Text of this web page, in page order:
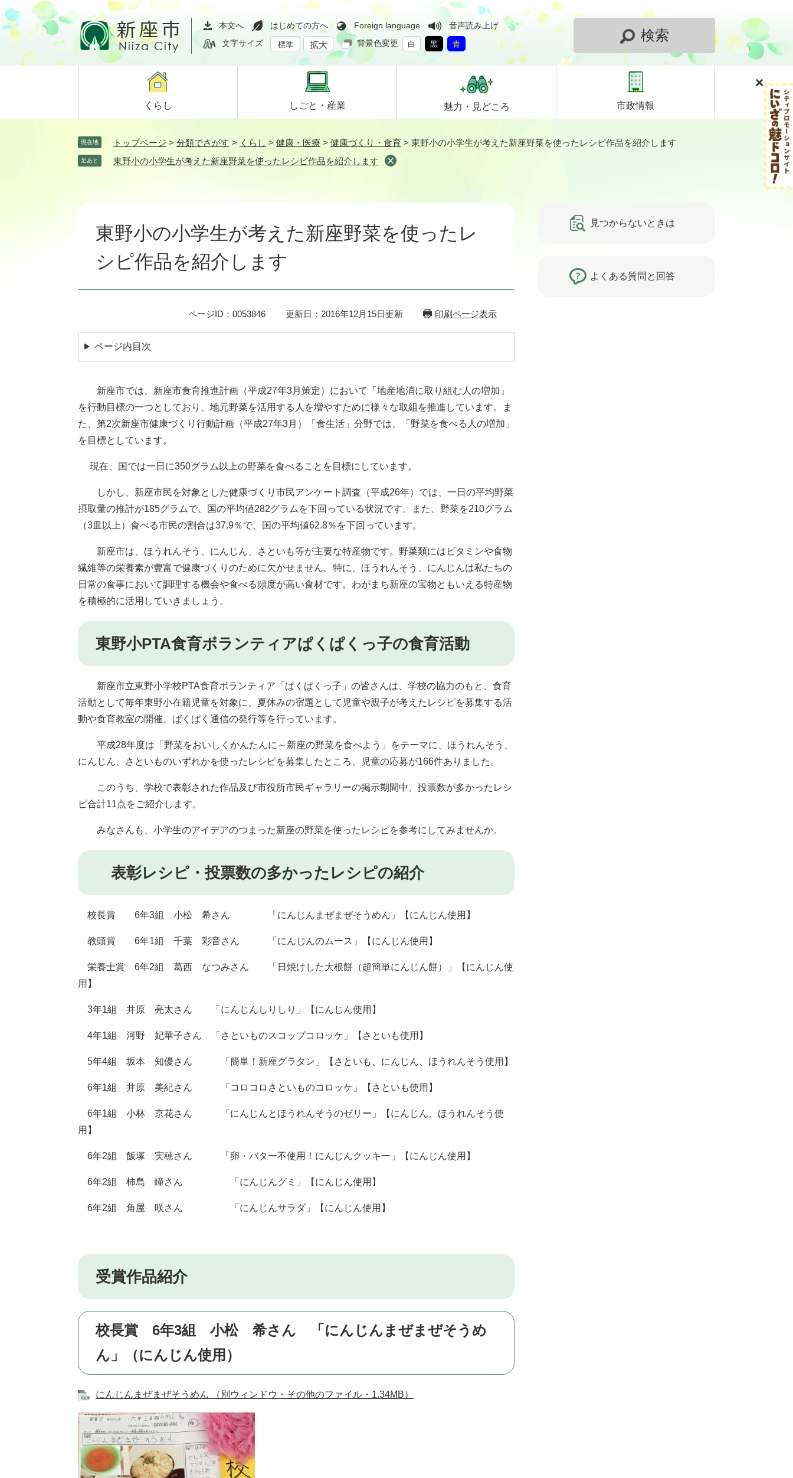
ペ
ー
ジ
メ
ニ
ュ
て
本文へ はじめての方へ Foreign language
音声読み上げ
文字サイズ
標準 拡大 背景色変更 白 黒 青
検索
くらし しごと・ 産業 魅力・ 見どころ 市政情報
現在地 トップページ > 分類でさがす > くらし > 健康・医療 > 健康づくり・食育 > 東野小の小学生が考えた新座野菜を使ったレシピ作品を紹介します
足あと 東野小の小学生が考えた新座野菜を使ったレシピ作品を紹介します
東野小の小学生が考えた新座野菜を使ったレ
シピ作品を紹介します
ページID：0053846 更新日：2016年12月15日更新 印刷ページ表示
ページ内目次
新座市では、新座市食育推進計画（平成27年3月策定）において「地産地消に取り組む人の増加」
を行動目標の一つとしており、地元野菜を活用する人を増やすために様々な取組を推進しています。ま
た、第2次新座市健康づくり行動計画（平成27年3月）「食生活」分野では、「野菜を食べる人の増加」
を目標としています。
現在、国では一日に350グラム以上の野菜を食べることを目標にしています。
しかし、新座市民を対象とした健康づくり市民アンケート調査（平成26年）では、一日の平均野菜
摂取量の推計が185グラムで、国の平均値282グラムを下回っている状況です。また、野菜を210グラム
（3皿以上）食べる市民の割合は37.9％で、国の平均値62.8％を下回っています。
新座市は、ほうれんそう、にんじん、さといも等が主要な特産物です。野菜類にはビタミンや食物
繊維等の栄養素が豊富で健康づくりのために欠かせません。特に、ほうれんそう、にんじんは私たちの
日常の食事において調理する機会や食べる頻度が高い食材です。わがまち新座の宝物ともいえる特産物
を積極的に活用していきましょう。
東野小PTA食育ボランティアぱくぱくっ子の食育活動
新座市立東野小学校PTA食育ボランティア「ぱくぱくっ子」の皆さんは、学校の協力のもと、食育
活動として毎年東野小在籍児童を対象に、夏休みの宿題として児童や親子が考えたレシピを募集する活
動や食育教室の開催、ぱくぱく通信の発行等を行っています。
平成28年度は「野菜をおいしくかんたんに～新座の野菜を食べよう」をテーマに、ほうれんそう、
にんじん、さといものいずれかを使ったレシピを募集したところ、児童の応募が166件ありました。
このうち、学校で表彰された作品及び市役所市民ギャラリーの掲示期間中、投票数が多かったレシ
ピ合計11点をご紹介します。
みなさんも、小学生のアイデアのつまった新座の野菜を使ったレシピを参考にしてみませんか。
表彰レシピ・投票数の多かったレシピの紹介
校長賞 6年3組 小松 希さん 「にんじんまぜまぜそうめん」【にんじん使用】
教頭賞 6年1組 千葉 彩音さん 「にんじんのムース」【にんじん使用】
栄養士賞 6年2組 葛西 なつみさん 「日焼けした大根餅（超簡単にんじん餅）」【にんじん使
用】
3年1組 井原 亮太さん 「にんじんしりしり」【にんじん使用】
4年1組 河野 妃華子さん 「さといものスコップコロッケ」【さといも使用】
5年4組 坂本 知優さん 「簡単！新座グラタン」【さといも、にんじん、ほうれんそう使用】
6年1組 井原 美紀さん 「コロコロさといものコロッケ」【さといも使用】
6年1組 小林 京花さん 「にんじんとほうれんそうのゼリー」【にんじん、ほうれんそう使
用】
6年2組 飯塚 実穂さん 「卵・バター不使用！にんじんクッキー」【にんじん使用】
6年2組 柿島 瞳さん 「にんじんグミ」【にんじん使用】
6年2組 角屋 咲さん 「にんじんサラダ」【にんじん使用】
受賞作品紹介
校長賞 6年3組 小松 希さん 「にんじんまぜまぜそうめ
ん」（にんじん使用）
にんじんまぜまぜそうめん （別ウィンドウ・その他のファイル・1.34MB）
見つからないときは
よくある質問と回答